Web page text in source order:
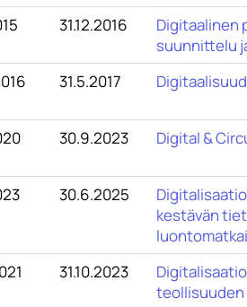
31.12.2016
Digitaalinen
suunnittelu
31.5.2017
30.9.2023 Digital &
30.6.2025
kestävän
31.10.2023